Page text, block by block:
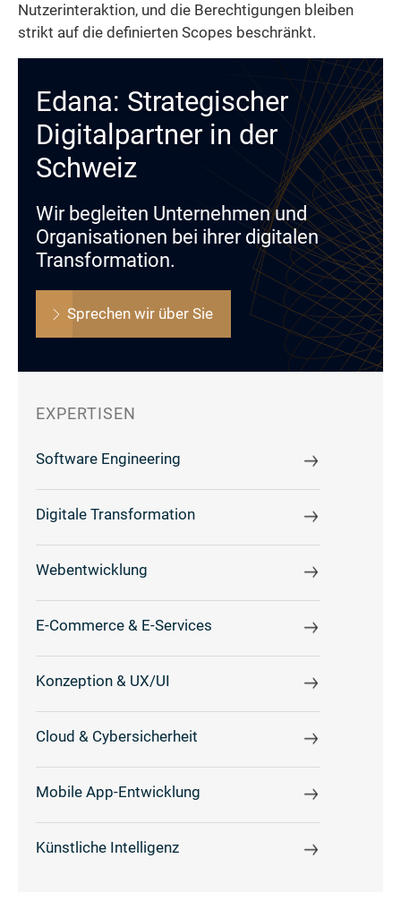
Nutzerinteraktion, und die Berechtigungen bleiben
strikt auf die definierten Scopes beschränkt.
Edana: Strategischer
Digitalpartner in der
Schweiz
Wir begleiten Unternehmen und
Organisationen bei ihrer digitalen
Transformation.
Sprechen wir über Sie
EXPERTISEN
Software Engineering
Digitale Transformation
Webentwicklung
E-Commerce & E-Services
Konzeption & UX/UI
Cloud & Cybersicherheit
Mobile App-Entwicklung
Künstliche Intelligenz